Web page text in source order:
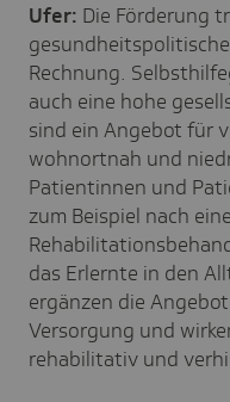
Ufer: Die Förderung
Rechnung.
auch eine hohe
sind ein Angebot für
wohnortnah und
Patientinnen und
zum Beispiel nach
das Erlernte in den
ergänzen die
Versorgung und
rehabilitativ und